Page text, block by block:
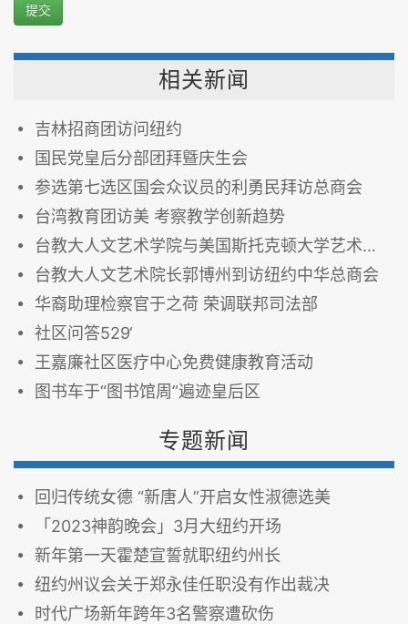
提交
相关新闻
吉林招商团访问纽约
国民党皇后分部团拜曁庆生会
参选第七选区国会众议员的利勇民拜访总商会
台湾教育团访美 考察教学创新趋势
台教大人文艺术学院与美国斯托克顿大学艺术与人文学院结为友好学院
台教大人文艺术院长郭博州到访纽约中华总商会
华裔助理检察官于之荷 荣调联邦司法部
社区问答529‘
王嘉廉社区医疗中心免费健康教育活动
图书车于“图书馆周”遍迹皇后区
专题新闻
回归传统女德 “新唐人”开启女性淑德选美
「2023神韵晚会」3月大纽约开场
新年第一天霍楚宣誓就职纽约州长
纽约州议会关于郑永佳任职没有作出裁决
时代广场新年跨年3名警察遭砍伤